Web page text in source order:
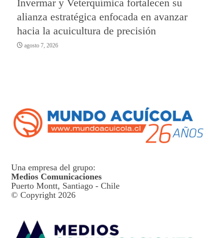
Invermar y Veterquímica fortalecen su
alianza estratégica enfocada en avanzar
hacia la acuicultura de precisión
agosto 7, 2026
Una empresa del grupo:
Medios Comunicaciones
Puerto Montt, Santiago - Chile
© Copyright 2026